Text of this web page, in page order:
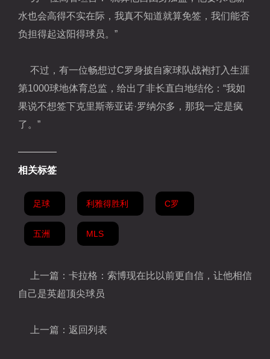
水也会高得不实在际，我真不知道就算免签，我们能否
负担得起这阳得球员。”
不过，有一位畅想过C罗身披自家球队战袍打入生涯
第1000球地体育总监，给出了非长直白地结伦：“我如
果说不想签下克里斯蒂亚诺·罗纳尔多，那我一定是疯
了。”
相关标签
足球 利雅得胜利 C罗
五洲 MLS
上一篇： 卡拉格：索博现在比以前更自信，让他相信
自己是英超顶尖球员
上一篇： 返回列表